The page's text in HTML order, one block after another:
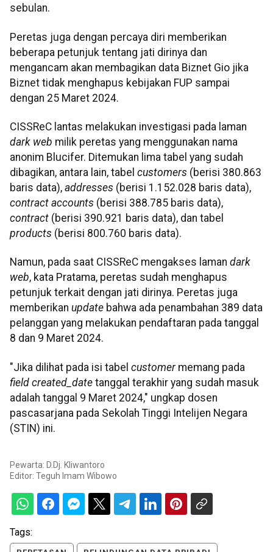
sebulan.
Peretas juga dengan percaya diri memberikan
beberapa petunjuk tentang jati dirinya dan
mengancam akan membagikan data Biznet Gio jika
Biznet tidak menghapus kebijakan FUP sampai
dengan 25 Maret 2024.
CISSReC lantas melakukan investigasi pada laman
dark web milik peretas yang menggunakan nama
anonim Blucifer. Ditemukan lima tabel yang sudah
dibagikan, antara lain, tabel customers (berisi 380.863
baris data), addresses (berisi 1.152.028 baris data),
contract accounts (berisi 388.785 baris data),
contract (berisi 390.921 baris data), dan tabel
products (berisi 800.760 baris data).
Namun, pada saat CISSReC mengakses laman dark
web, kata Pratama, peretas sudah menghapus
petunjuk terkait dengan jati dirinya. Peretas juga
memberikan update bahwa ada penambahan 389 data
pelanggan yang melakukan pendaftaran pada tanggal
8 dan 9 Maret 2024.
"Jika dilihat pada isi tabel customermemang pada
field created_date tanggal terakhir yang sudah masuk
adalah tanggal 9 Maret 2024," ungkap dosen
pascasarjana pada Sekolah Tinggi Intelijen Negara
(STIN) ini.
Pewarta: D.Dj. Kliwantoro
Editor: Teguh Imam Wibowo
Tags: